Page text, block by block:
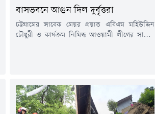
বাসভবনে আগুন দিল দুর্বৃত্তরা
চট্টগ্রামের সাবেক মেয়র প্রয়াত এবিএম মহিউদ্দিন
চৌধুরী ও কার্যক্রম নিষিদ্ধ আওয়ামী লীগের সাবেক
এগিয়ে এলে দুর্বৃত্তরা পালিয়ে যায়।বৃহস্পতিবার (৬
আগস্ট) দিবাগত রাত সাড়ে...